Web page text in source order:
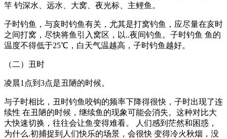
竿 钓深水、远水、大窝、夜光标、主鲤鱼。
子时钓鱼，与亥时钓鱼有关，尤其是打窝钓鱼，应尽量在亥时
之间打窝，尽快将鱼引入窝区，以..夜间钓鱼。子时钓鱼 鱼的
温度不得低于25℃，白天气温越高，子时钓鱼越好。
（二）丑时
凌晨1点到3点是丑陋的时候。
与子时相比，丑时钓鱼咬钩的频率下降得很快，子时出现了连
续性 在丑陋的时候，继续鱼的现象可能会消失。这种对比大
大快速切换，往往会让鱼变得难看。 人们感到茫然和困惑，
为什么.初捕捉到人们快乐的场景，会很快 变得冷火秋烟，没